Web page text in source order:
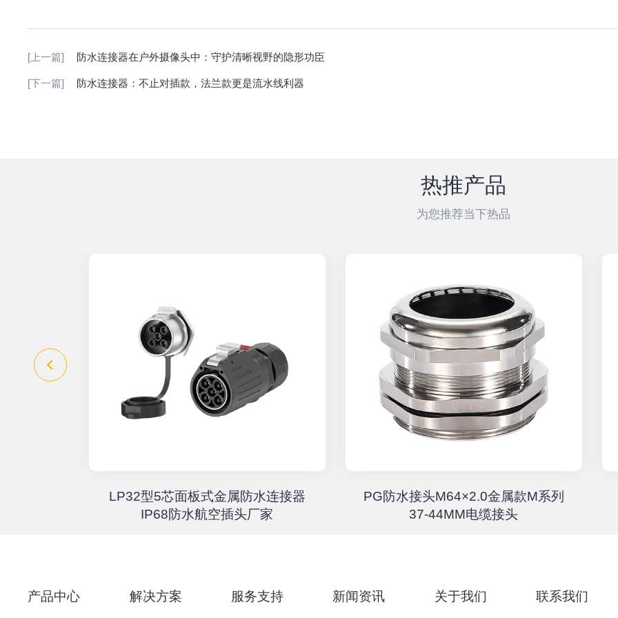
[上一篇] 防水连接器在户外摄像头中：守护清晰视野的隐形功臣
[下一篇] 防水连接器：不止对插款，法兰款更是流水线利器
热推产品
为您推荐当下热品
LP32型5芯面板式金属防水连接器
IP68防水航空插头厂家
PG防水接头M64×2.0金属款M系列
37-44MM电缆接头
产品中心 解决方案 服务支持 新闻资讯 关于我们 联系我们